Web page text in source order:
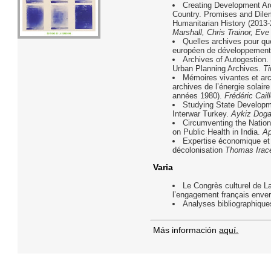
Creating Development
Country. Promises and
Humanitarian History
Marshall, Chris Trainor,
Quelles archives pour
européen de
Archives of
Urban Planning Archives.
Mémoires vivantes et
archives de l’énergie
années 1980).Frédéric
Studying State
Interwar Turkey.Aykiz
Circumventing the
on Public Health in India.
Expertise économique
décolonisation Thomas
Varia
Le Congrès culturel de
l’engagement français
Analyses
Más informaciónaquí.